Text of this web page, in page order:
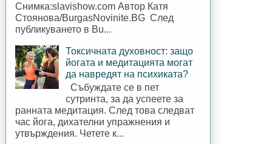
Снимка:slavishow.com Автор Катя
Стоянова/BurgasNovinite.BG След
публикуването в Bu...
Токсичната духовност: защо
йогата и медитацията могат
да навредят на психиката?
Събуждате се в пет
сутринта, за да успеете за
ранната медитация. След това следват
час йога, дихателни упражнения и
утвърждения. Четете к...